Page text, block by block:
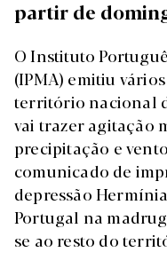
partir de
O Instituto
(IPMA) emitiu
território nacional
vai trazer agitação
precipitação e
comunicado de
depressão
Portugal na
se ao resto do